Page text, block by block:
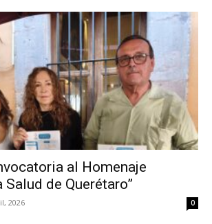
al Homenaje
Salud de Querétaro”
2026 0